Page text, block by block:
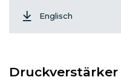
Englisch
Druckverstärker